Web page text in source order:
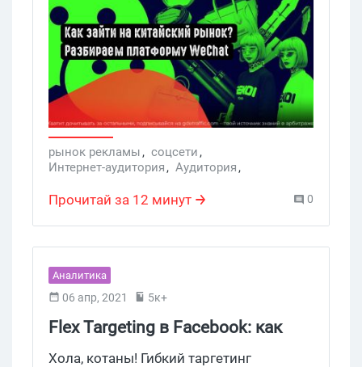
ютубом нельзя, но если вам
необходимо рекламировать офферы на
этом ГЕО через интернет — выход есть.
В Китае своя популярная соцсеть с
возможностью продвижения —
платформа WeChat. Зайти из СНГ в нее
не так легко, но возможно. Как это
сделать, читайте в нашей статье.
рынок рекламы, соцсети,
Интернет-аудитория, Аудитория,
Прочитай за 12 минут 0
Аналитика
06 апр, 2021 5к+
Flex Targeting в Facebook: как
настроить и использовать
Хола, котаны! Гибкий таргетинг